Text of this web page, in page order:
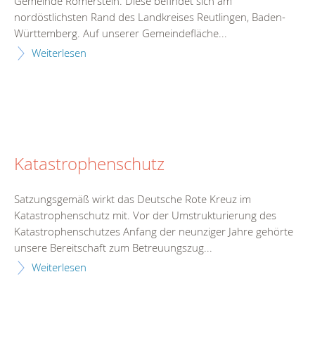
nordöstlichsten Rand des Landkreises Reutlingen, Baden-
Württemberg. Auf unserer Gemeindefläche...
Weiterlesen
Katastrophenschutz
Satzungsgemäß wirkt das Deutsche Rote Kreuz im
Katastrophenschutz mit. Vor der Umstrukturierung des
Katastrophenschutzes Anfang der neunziger Jahre gehörte
unsere Bereitschaft zum Betreuungszug...
Weiterlesen